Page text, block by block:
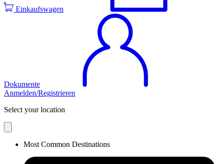
Einkaufswagen
Dokumente
Anmelden/Registrieren
Select your location
Most Common Destinations